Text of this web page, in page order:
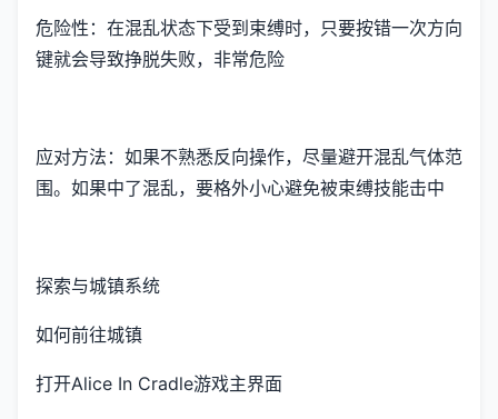
危险性：在混乱状态下受到束缚时，只要按错一次方向
键就会导致挣脱失败，非常危险
应对方法：如果不熟悉反向操作，尽量避开混乱气体范
围。如果中了混乱，要格外小心避免被束缚技能击中
探索与城镇系统
如何前往城镇
打开Alice In Cradle游戏主界面